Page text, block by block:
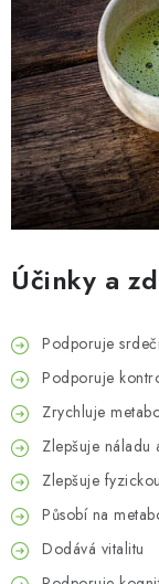
Účinky a
Podporuje
Podporuje
Zrychluje
Zlepšuje náladu
Zlepšuje
Působí na
Dodává vitalitu